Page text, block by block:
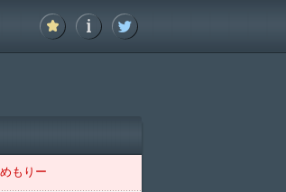
もりー